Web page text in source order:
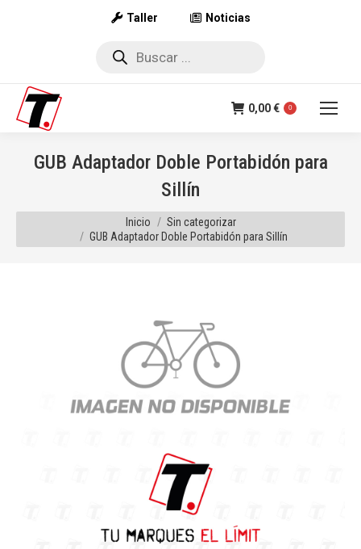
Taller Noticias
Búsqueda
0,00€ 0
GUB Adaptador Doble Portabidón para
Sillín
Estás aquí:
Inicio
Sin categorizar
GUB Adaptador Doble Portabidón para Sillín